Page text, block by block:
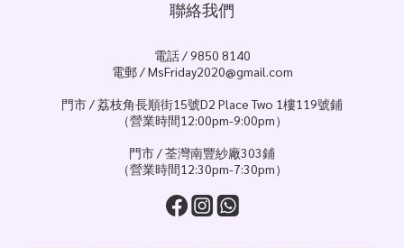
聯絡我們
電話 / 9850 8140
電郵 / MsFriday2020@gmail.com
門市 / 荔枝角長順街15號D2 Place Two 1樓119號鋪
（營業時間12:00pm-9:00pm）
門市 / 荃灣南豐紗廠303鋪
（營業時間12:30pm-7:30pm）